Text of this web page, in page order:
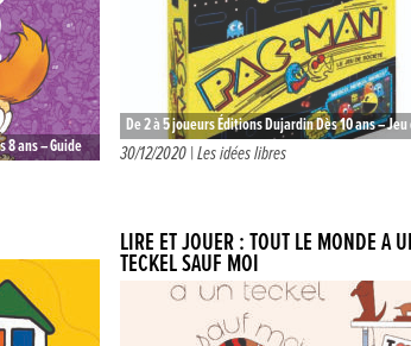
8 ans – Guide
De 2 à 5 joueurs Éditions Dujardin Dès 10 ans – Jeu
plateau vintage 29€90 Voilà déjà quarante ans…
30/12/2020 |Les idées libres
LIRE ET JOUER : TOUT LE MONDE A
TECKEL SAUF MOI